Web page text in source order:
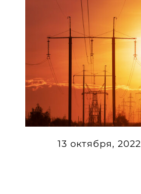
13 октября, 2022